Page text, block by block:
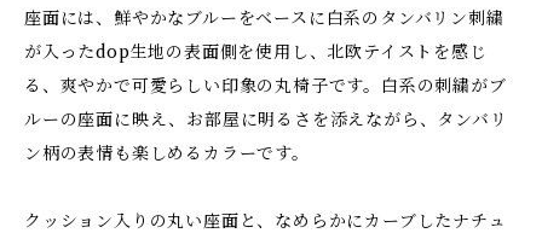
座面には、鮮やかなブルーをベースに白系のタンバリン刺繍
が入ったdop生地の表面側を使用し、北欧テイストを感じ
る、爽やかで可愛らしい印象の丸椅子です。白系の刺繍がブ
ルーの座面に映え、お部屋に明るさを添えながら、タンバリ
ン柄の表情も楽しめるカラーです。
クッション入りの丸い座面と、なめらかにカーブしたナチュ